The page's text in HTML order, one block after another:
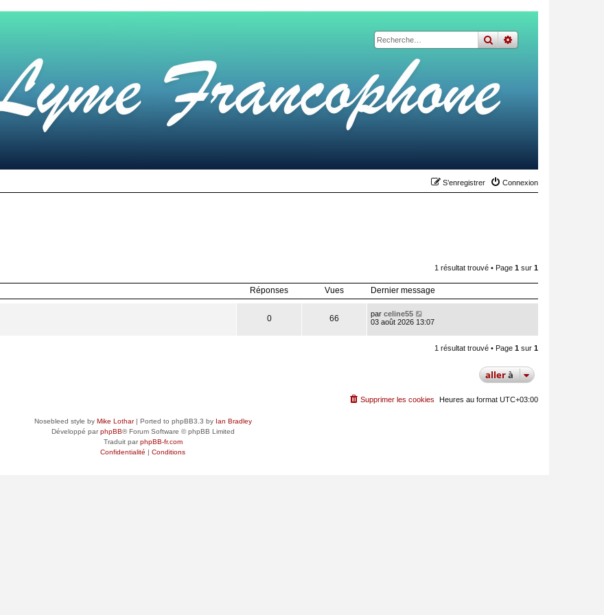
rechercher
recherche
Connexion
S’enregistrer
1 résultat trouvé • Page 1 sur 1
Réponses Vues Dernier message
0 66 par celine55
03 août 2026 13:07
1 résultat trouvé • Page 1 sur 1
allerà
Heures au format UTC+03:00
Supprimer les cookies
Nosebleed style by Mike Lothar| Ported to phpBB3.3 by Ian Bradley
Développé parphpBB® Forum Software © phpBB Limited
Traduit parphpBB-fr.com
Confidentialité | Conditions